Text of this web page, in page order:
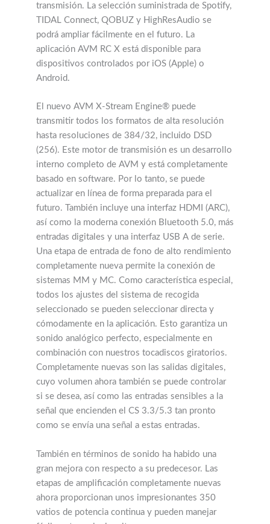
transmisión. La selección suministrada de Spotify,
TIDAL Connect, QOBUZ y HighResAudio se
podrá ampliar fácilmente en el futuro. La
aplicación AVM RC X está disponible para
dispositivos controlados por iOS (Apple) o
Android.
El nuevo AVM X-Stream Engine® puede
transmitir todos los formatos de alta resolución
hasta resoluciones de 384/32, incluido DSD
(256). Este motor de transmisión es un desarrollo
interno completo de AVM y está completamente
basado en software. Por lo tanto, se puede
actualizar en línea de forma preparada para el
futuro. También incluye una interfaz HDMI (ARC),
así como la moderna conexión Bluetooth 5.0, más
entradas digitales y una interfaz USB A de serie.
Una etapa de entrada de fono de alto rendimiento
completamente nueva permite la conexión de
sistemas MM y MC. Como característica especial,
todos los ajustes del sistema de recogida
seleccionado se pueden seleccionar directa y
cómodamente en la aplicación. Esto garantiza un
sonido analógico perfecto, especialmente en
combinación con nuestros tocadiscos giratorios.
Completamente nuevas son las salidas digitales,
cuyo volumen ahora también se puede controlar
si se desea, así como las entradas sensibles a la
señal que encienden el CS 3.3/5.3 tan pronto
como se envía una señal a estas entradas.
También en términos de sonido ha habido una
gran mejora con respecto a su predecesor. Las
etapas de amplificación completamente nuevas
ahora proporcionan unos impresionantes 350
vatios de potencia continua y pueden manejar